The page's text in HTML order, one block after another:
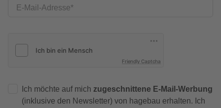
E-Mail-Adresse
Friendly Captcha
Ich möchte auf mich zugeschnittene E-Mail-Werbung
(inklusive den Newsletter) von hagebau erhalten. Ich